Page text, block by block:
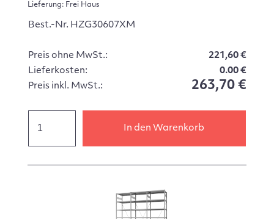
Lieferung: Frei Haus
Best.-Nr. HZG30607XM
Preis ohne MwSt.:
221,60 €
Lieferkosten:
0.00 €
Preis inkl. MwSt.:
263,70 €
In den Warenkorb